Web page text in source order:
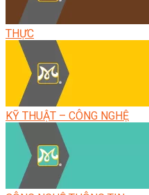
THỰC
KỸ THUẬT – CÔNG NGHỆ